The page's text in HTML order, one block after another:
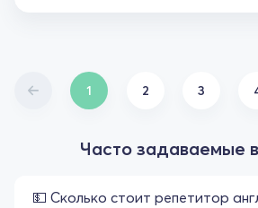
1 2 3
Часто задаваемые
💵 Сколько стоит репетитор